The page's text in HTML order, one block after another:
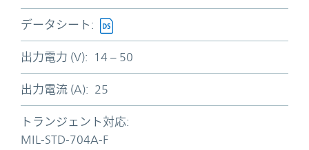
データシート:
出力電力 (V): 14 – 50
出力電流 (A): 25
トランジェント対応:
MIL-STD-704A-F